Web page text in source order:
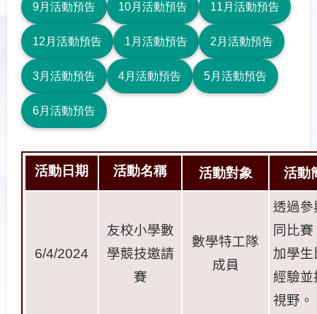
9月活動預告 10月活動預告 11月活動預告
12月活動預告 1月活動預告 2月活動預告
3月活動預告 4月活動預告 5月活動預告
6月活動預告
活動日期 活動名稱 活動對象 活動
6/4/2024
友校小學數
學競技邀請
賽
數學特工隊
成員
透過參
同比
加學生
經驗並
視野。